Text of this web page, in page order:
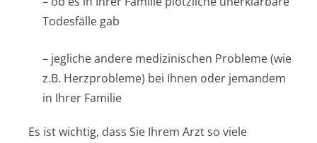
Todesfälle gab
– jegliche andere medizinischen Probleme (wie
z.B. Herzprobleme) bei Ihnen oder jemandem
in Ihrer Familie
Es ist wichtig, dass Sie Ihrem Arzt so viele